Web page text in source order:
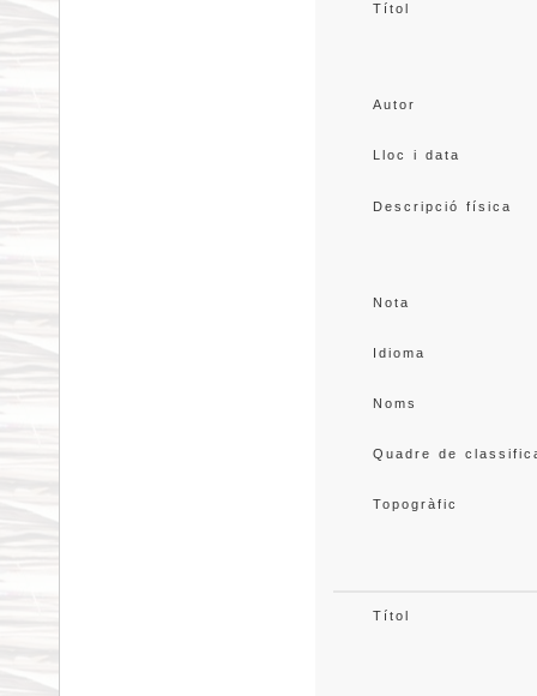
Títol
Autor
Lloc i data
Descripció física
Nota
Idioma
Noms
Quadre de
Topogràfic
Títol